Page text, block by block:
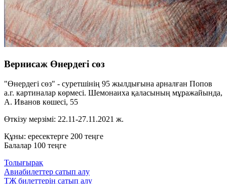
Вернисаж Өнердегі сөз
"Өнердегі сөз" - суретшінің 95 жылдығына арналған Попов
а.г. картиналар көрмесі. Шемонаиха қаласының мұражайында,
А. Иванов көшесі, 55
Өткізу мерзімі: 22.11-27.11.2021 ж.
Құны: ересектерге 200 теңге
Балалар 100 теңге
Толығырақ
Авиабилеттер сатып алу
ТЖ билеттерін сатып алу